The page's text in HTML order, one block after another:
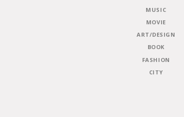
ART/DESIGN
BOOK
FASHION
CITY